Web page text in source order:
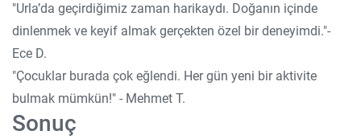
"Urla’da geçirdiğimiz zaman harikaydı. Doğanın içinde
dinlenmek ve keyif almak gerçekten özel bir deneyimdi."-
Ece D.
"Çocuklar burada çok eğlendi. Her gün yeni bir aktivite
bulmak mümkün!" - Mehmet T.
Sonuç